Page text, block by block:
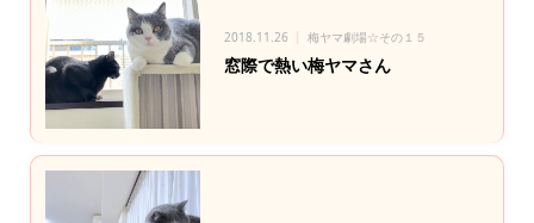
2018.11.26 梅ヤマ劇場☆その１５
窓際で熱い梅ヤマさん